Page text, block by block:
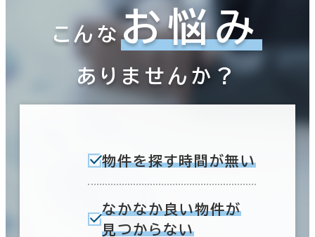
こんなお悩み
ありませんか？
物件を探す時間が無い
なかなか良い物件が
見つからない